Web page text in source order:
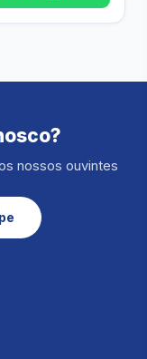
nossos ouvintes